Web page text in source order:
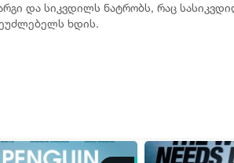
და სიკვდილს ნატრობს, რაც
ხდის.